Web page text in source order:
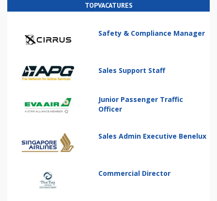
TOPVACATURES
Safety & Compliance Manager
Sales Support Staff
Junior Passenger Traffic
Officer
Sales Admin Executive Benelux
Commercial Director